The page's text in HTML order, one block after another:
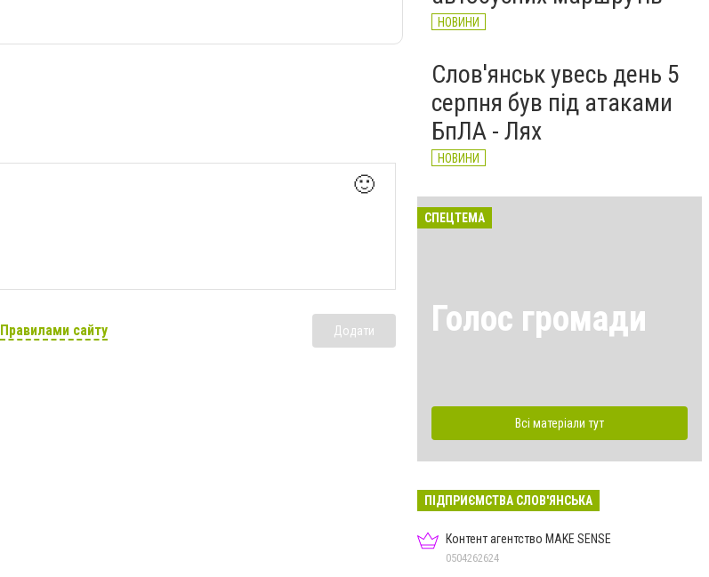
🙂
Правилами сайту Додати
НОВИНИ
Слов'янськ увесь день 5
серпня був під атаками
БпЛА - Лях
НОВИНИ
СПЕЦТЕМА
Голос громади
Всі матеріали тут
ПІДПРИЄМСТВА СЛОВ'ЯНСЬКА
Контент агентство MAKE SENSE
0504262624